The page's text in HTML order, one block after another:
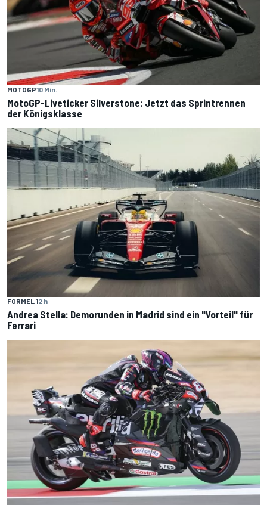
MOTOGP10 Min.
MotoGP-Liveticker Silverstone: Jetzt das Sprintrennen
der Königsklasse
FORMEL 12 h
Andrea Stella: Demorunden in Madrid sind ein "Vorteil" für
Ferrari